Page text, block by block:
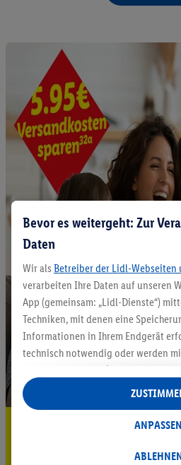
5.95 € Versand
Jetzt zum
Bevor es weitergeht: Zur
Daten
Wir als Betreiber der Lidl-Webseiten
verarbeiten Ihre Daten auf unseren
App (gemeinsam: „Lidl-Dienste“)
Techniken, mit denen eine
Informationen in Ihrem Endgerät
technisch notwendig oder werden
auch durch Partner (u.a.
Verantwortliche; im Zusammenhang
insgesamt
Statistik-Erstellung oder für
Datenverarbeitungen für
ANPASSEN